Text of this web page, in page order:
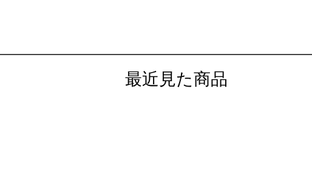
最近見た商品